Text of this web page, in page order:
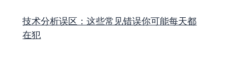
技术分析误区：这些常见错误你可能每天都
在犯